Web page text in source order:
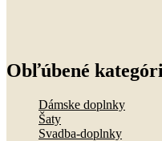
Obľúbené
Dámske doplnky
Šaty
Svadba-doplnky